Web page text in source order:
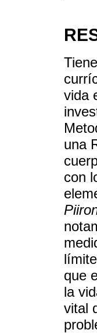
vida
una
con
que
la
vital